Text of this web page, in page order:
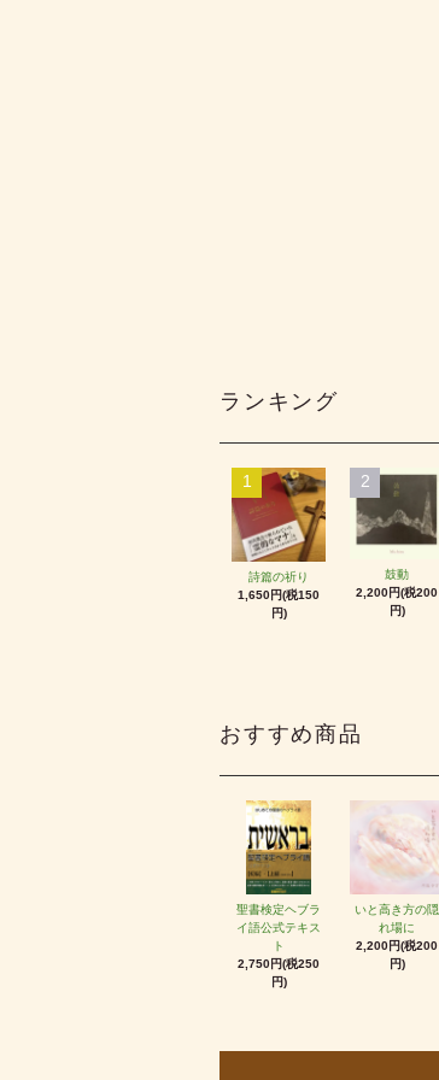
ランキング
1
詩篇の祈り
1,650円(税150
円)
2
鼓動
2,200円(税200
円)
おすすめ商品
聖書検定ヘブラ
イ語公式テキス
ト
2,750円(税250
円)
いと高き方の隠
れ場に
2,200円(税200
円)